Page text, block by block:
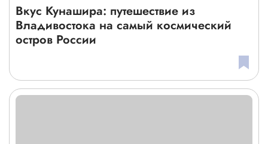
Вкус Кунашира: путешествие из
Владивостока на самый космический
остров России